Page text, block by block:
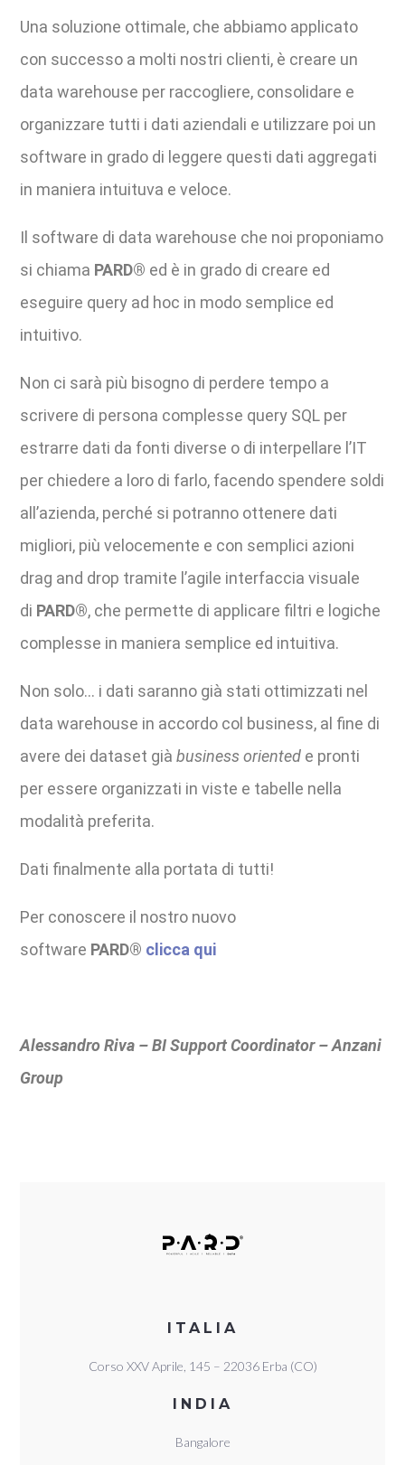
Una soluzione ottimale, che abbiamo applicato
con successo a molti nostri clienti, è creare un
data warehouse per raccogliere, consolidare e
organizzare tutti i dati aziendali e utilizzare poi un
software in grado di leggere questi dati aggregati
in maniera intuituva e veloce.
Il software di data warehouse che noi proponiamo
si chiama PARD® ed è in grado di creare ed
eseguire query ad hoc in modo semplice ed
intuitivo.
Non ci sarà più bisogno di perdere tempo a
scrivere di persona complesse query SQL per
estrarre dati da fonti diverse o di interpellare l’IT
per chiedere a loro di farlo, facendo spendere soldi
all’azienda, perché si potranno ottenere dati
migliori, più velocemente e con semplici azioni
drag and drop tramite l’agile interfaccia visuale
di PARD®, che permette di applicare filtri e logiche
complesse in maniera semplice ed intuitiva.
Non solo… i dati saranno già stati ottimizzati nel
data warehouse in accordo col business, al fine di
avere dei dataset giàbusiness oriented e pronti
per essere organizzati in viste e tabelle nella
modalità preferita.
Dati finalmente alla portata di tutti!
Per conoscere il nostro nuovo
software PARD® clicca qui
Alessandro Riva – BI Support Coordinator – Anzani
Group
ITALIA
Corso XXV Aprile, 145 – 22036 Erba (CO)
INDIA
Bangalore